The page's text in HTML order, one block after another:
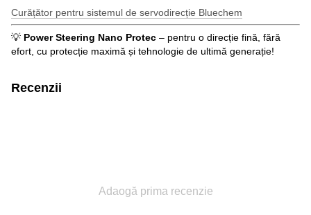
Curățător pentru sistemul de servodirecție Bluechem
💡 Power Steering Nano Protec – pentru o direcție fină, fără
efort, cu protecție maximă și tehnologie de ultimă generație!
Recenzii
Adaogă prima recenzie